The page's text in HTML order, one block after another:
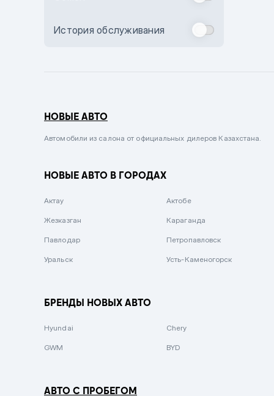
Комбинированный
Сиреневый металлик
Вишневый
Зеленый металлик
История обслуживания
НОВЫЕ АВТО
Автомобили из салона от официальных дилеров Казахстана.
НОВЫЕ АВТО В ГОРОДАХ
Актау Актобе
Жезказган Караганда
Павлодар Петропавловск
Уральск Усть-Каменогорск
БРЕНДЫ НОВЫХ АВТО
Hyundai Chery
GWM BYD
АВТО С ПРОБЕГОМ